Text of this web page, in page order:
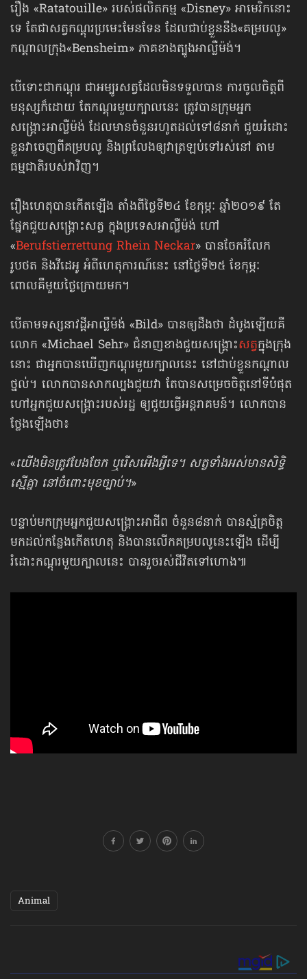
រឿង «Ratatouille» របស់ផលិតកម្ម «Disney» អាមេរិកនោះ
ទេ តែជាសត្វកណ្ដុរប្រមេះមែនទែន ដែលជាប់ខ្លួននឹង«គម្របលូ»
កណ្ដាលក្រុង«Bensheim» ភាគខាងត្បូងអាល្លឺម៉ង់។
បើទោះជាកណ្ដុរ ជាអម្បូរសត្វដែលមិនទទួលបាន ការចូលចិត្តពី
មនុស្សក៏ដោយ តែកណ្ដុរមួយក្បាលនេះ ត្រូវបានក្រុមអ្នក
សង្គ្រោះអាល្លឺម៉ង់ ដែលមានចំនួនរហូតដល់ទៅ៨នាក់ ជួយរំដោះ
ខ្លួនវាចេញពីគម្របលូ និងព្រលែងឲ្យវាត្រឡប់ទៅរស់នៅ តាម
ធម្មជាតិរបស់វាវិញ។
រឿងហេតុបានកើតឡើង តាំងពីថ្ងៃទី២៤ ខែកុម្ភៈ ឆ្នាំ២០១៩ តែ
ផ្នែកជួយសង្គ្រោះសត្វ ក្នុងប្រទេសអាល្លឺម៉ង់ ហៅ
«Berufstierrettung Rhein Neckar» បានចែករំលែក
រូបថត និងវីដេអូ អំពីហេតុការណ៍នេះ នៅថ្ងៃទី២៥ ខែកុម្ភៈ
ពោលគឺមួយថ្ងៃក្រោយមក។
បើតាមទស្សនាវដ្ដីអាល្លឺម៉ង់ «Bild» បានឲ្យដឹងថា ដំបូងឡើយគឺ
លោក «Michael Sehr» ជំនាញខាងជួយសង្គ្រោះសត្វក្នុងក្រុង
នោះ ជាអ្នកបានឃើញកណ្ដុរមួយក្បាលនេះ នៅជាប់ខ្លួនកណ្ដាល
ថ្នល់។ លោកបានសាកល្បងជួយវា តែបានសម្រេចចិត្តនៅទីបំផុត
ហៅអ្នកជួយសង្គ្រោះរបស់រដ្ឋ ឲ្យជួយធ្វើអន្តរាគមន៍។ លោកបាន
ថ្លែងឡើងថា៖
«យើងមិនត្រូវបែងចែក ឬរើសអើងអ្វីទេ។ សត្វទាំងអស់មានសិទ្ធិ
ស្មើគ្នា នៅចំពោះមុខច្បាប់។»
បន្ទាប់មកក្រុមអ្នកជួយសង្គ្រោះអាជីព ចំនួន៨នាក់ បានស្ម័គ្រចិត្ត
មកដល់កន្លែងកើតហេតុ និងបានលើកគម្របលូនេះឡើង ដើម្បី
រំដោះកណ្ដុរមួយក្បាលនេះ បានរួចរស់ជីវិតទៅហោង៕
Animal